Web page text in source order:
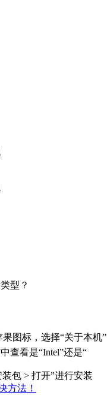
型？
图标，选择“关于本机”
查看是“Intel”还是“
包 > 打开”进行安装
方法！